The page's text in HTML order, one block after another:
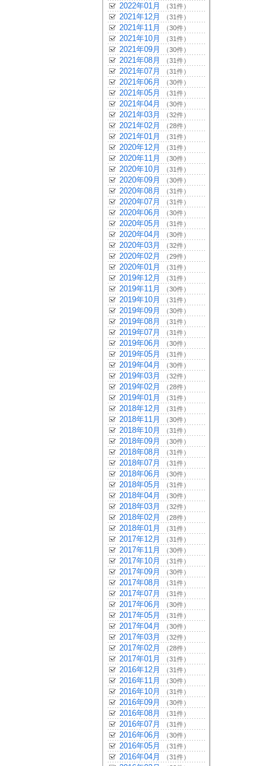
2022年01月 （31件）
2021年12月 （31件）
2021年11月 （30件）
2021年10月 （31件）
2021年09月 （30件）
2021年08月 （31件）
2021年07月 （31件）
2021年06月 （30件）
2021年05月 （31件）
2021年04月 （30件）
2021年03月 （32件）
2021年02月 （28件）
2021年01月 （31件）
2020年12月 （31件）
2020年11月 （30件）
2020年10月 （31件）
2020年09月 （30件）
2020年08月 （31件）
2020年07月 （31件）
2020年06月 （30件）
2020年05月 （31件）
2020年04月 （30件）
2020年03月 （32件）
2020年02月 （29件）
2020年01月 （31件）
2019年12月 （31件）
2019年11月 （30件）
2019年10月 （31件）
2019年09月 （30件）
2019年08月 （31件）
2019年07月 （31件）
2019年06月 （30件）
2019年05月 （31件）
2019年04月 （30件）
2019年03月 （32件）
2019年02月 （28件）
2019年01月 （31件）
2018年12月 （31件）
2018年11月 （30件）
2018年10月 （31件）
2018年09月 （30件）
2018年08月 （31件）
2018年07月 （31件）
2018年06月 （30件）
2018年05月 （31件）
2018年04月 （30件）
2018年03月 （32件）
2018年02月 （28件）
2018年01月 （31件）
2017年12月 （31件）
2017年11月 （30件）
2017年10月 （31件）
2017年09月 （30件）
2017年08月 （31件）
2017年07月 （31件）
2017年06月 （30件）
2017年05月 （31件）
2017年04月 （30件）
2017年03月 （32件）
2017年02月 （28件）
2017年01月 （31件）
2016年12月 （31件）
2016年11月 （30件）
2016年10月 （31件）
2016年09月 （30件）
2016年08月 （31件）
2016年07月 （31件）
2016年06月 （30件）
2016年05月 （31件）
2016年04月 （31件）